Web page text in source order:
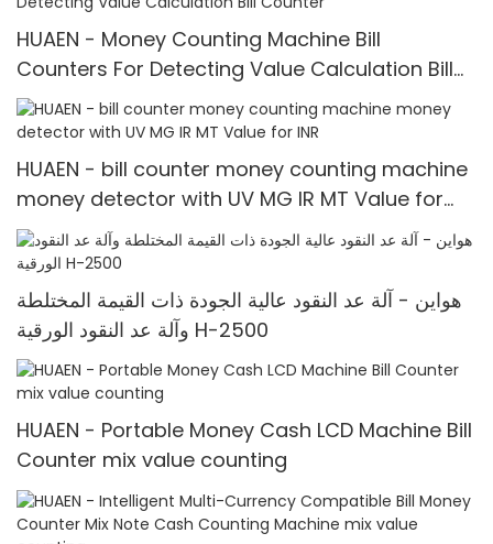
HUAEN - Money Counting Machine Bill
Counters For Detecting Value Calculation Bill
Counter
HUAEN - bill counter money counting machine
money detector with UV MG IR MT Value for
INR
هواين - آلة عد النقود عالية الجودة ذات القيمة المختلطة
وآلة عد النقود الورقية H-2500
HUAEN - Portable Money Cash LCD Machine Bill
Counter mix value counting